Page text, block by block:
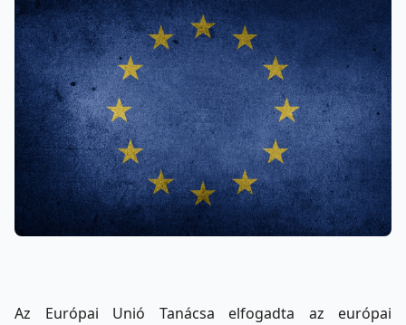
Az Európai Unió Tanácsa elfogadta az európai